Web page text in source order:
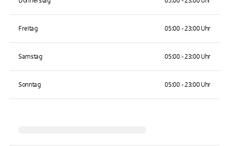
Freitag 05:00 - 23:00 Uhr
Samstag 05:00 - 23:00 Uhr
Sonntag 05:00 - 23:00 Uhr